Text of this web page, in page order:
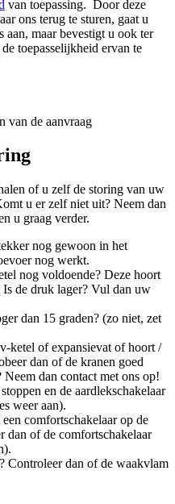
van toepassing. Door deze
ons terug te sturen, gaat u
aan, maar bevestigt u ook ter
toepasselijkheid ervan te
van de aanvraag
of u zelf de storing van uw
u er zelf niet uit? Neem dan
u graag verder.
nog gewoon in het
nog werkt.
nog voldoende? Deze hoort
Is de druk lager? Vul dan uw
dan 15 graden? (zo niet, zet
ketel of expansievat of hoort /
dan of de kranen goed
dan contact met ons op!
en de aardlekschakelaar
weer aan).
comfortschakelaar op de
dan of de comfortschakelaar
Controleer dan of de waakvlam